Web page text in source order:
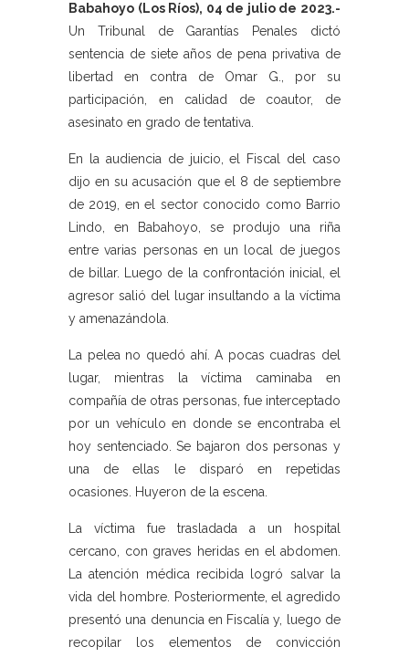
Babahoyo (Los Ríos), 04 de julio de 2023.-
Un Tribunal de Garantías Penales dictó
sentencia de siete años de pena privativa de
libertad en contra de Omar G., por su
participación, en calidad de coautor, de
asesinato en grado de tentativa.
En la audiencia de juicio, el Fiscal del caso
dijo en su acusación que el 8 de septiembre
de 2019, en el sector conocido como Barrio
Lindo, en Babahoyo, se produjo una riña
entre varias personas en un local de juegos
de billar. Luego de la confrontación inicial, el
agresor salió del lugar insultando a la víctima
y amenazándola.
La pelea no quedó ahí. A pocas cuadras del
lugar, mientras la víctima caminaba en
compañía de otras personas, fue interceptado
por un vehículo en donde se encontraba el
hoy sentenciado. Se bajaron dos personas y
una de ellas le disparó en repetidas
ocasiones. Huyeron de la escena.
La víctima fue trasladada a un hospital
cercano, con graves heridas en el abdomen.
La atención médica recibida logró salvar la
vida del hombre. Posteriormente, el agredido
presentó una denuncia en Fiscalía y, luego de
recopilar los elementos de convicción